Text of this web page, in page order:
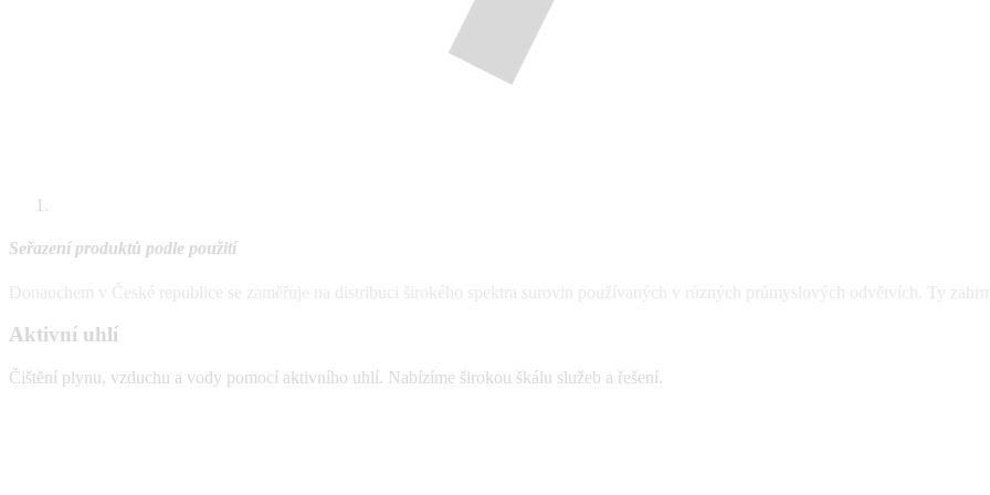
Seřazení produktů podle použití
Donauchem v České republice se zaměřuje na distribuci širokého spektra surovin používaných v různých průmyslových odvětvích. Ty
Aktivní uhlí
Čištění plynu, vzduchu a vody pomocí aktivního uhlí. Nabízíme širokou škálu služeb a řešení.